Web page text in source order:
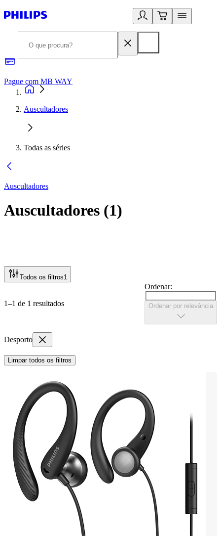
Pague com MB WAY
Auscultadores
Todas as séries
Auscultadores
Auscultadores (1)
Todos os filtros1
1–1 de 1 resultados
Ordenar:
Ordenar por relevância
Desporto
Limpar todos os filtros